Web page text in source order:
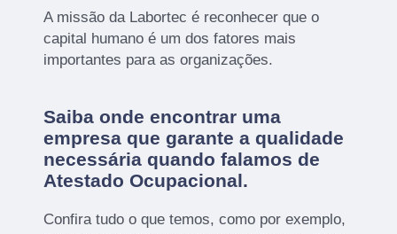
A missão da Labortec é reconhecer que o
capital humano é um dos fatores mais
importantes para as organizações.
Saiba onde encontrar uma
empresa que garante a qualidade
necessária quando falamos de
Atestado Ocupacional.
Confira tudo o que temos, como por exemplo,